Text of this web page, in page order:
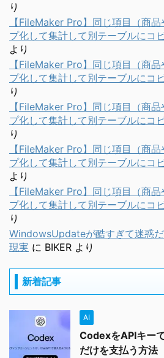
り
【FileMaker Pro】同じ項目（商
プ化して集計して別テーブルにコ
より
【FileMaker Pro】同じ項目（商
プ化して集計して別テーブルにコ
り
【FileMaker Pro】同じ項目（商
プ化して集計して別テーブルにコ
り
【FileMaker Pro】同じ項目（商
プ化して集計して別テーブルにコ
より
【FileMaker Pro】同じ項目（商
プ化して集計して別テーブルにコ
り
WindowsUpdateが酷すぎて迷惑
現実 に BIKER より
新着記事
AI
CodexをAPIキー
だけを支払う方法